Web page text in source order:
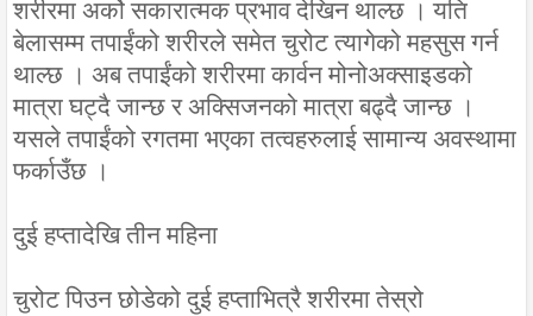
शरीरमा अर्को सकारात्मक प्रभाव देखिन थाल्छ । यति
बेलासम्म तपाईंको शरीरले समेत चुरोट त्यागेको महसुस गर्न
थाल्छ । अब तपाईंको शरीरमा कार्वन मोनोअक्साइडको
मात्रा घट्दै जान्छ र अक्सिजनको मात्रा बढ्दै जान्छ ।
यसले तपाईंको रगतमा भएका तत्वहरुलाई सामान्य अवस्थामा
फर्काउँछ ।
दुई हप्तादेखि तीन महिना
चुरोट पिउन छोडेको दुई हप्ताभित्रै शरीरमा तेस्रो